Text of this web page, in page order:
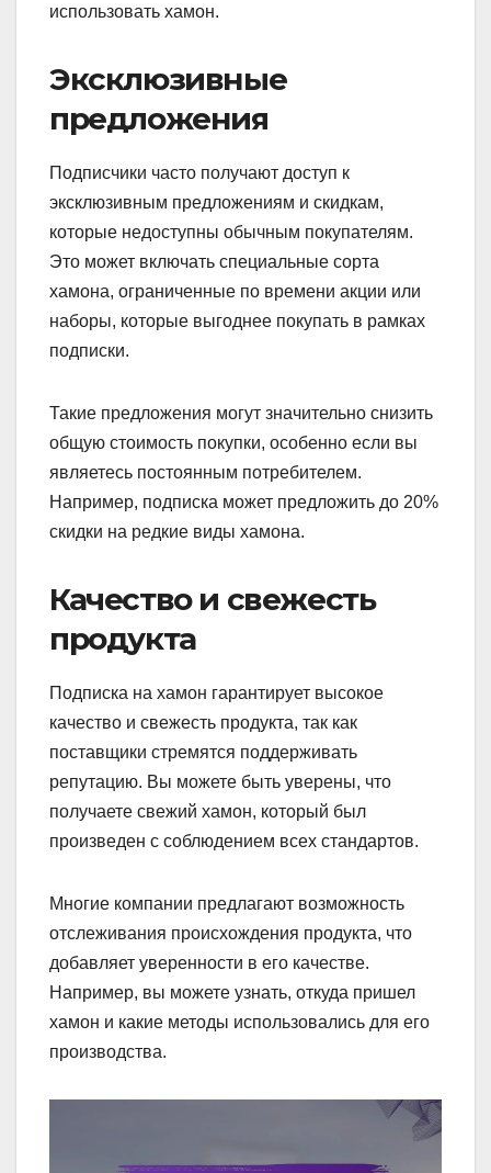
использовать хамон.
Эксклюзивные
предложения
Подписчики часто получают доступ к
эксклюзивным предложениям и скидкам,
которые недоступны обычным покупателям.
Это может включать специальные сорта
хамона, ограниченные по времени акции или
наборы, которые выгоднее покупать в рамках
подписки.
Такие предложения могут значительно снизить
общую стоимость покупки, особенно если вы
являетесь постоянным потребителем.
Например, подписка может предложить до 20%
скидки на редкие виды хамона.
Качество и свежесть
продукта
Подписка на хамон гарантирует высокое
качество и свежесть продукта, так как
поставщики стремятся поддерживать
репутацию. Вы можете быть уверены, что
получаете свежий хамон, который был
произведен с соблюдением всех стандартов.
Многие компании предлагают возможность
отслеживания происхождения продукта, что
добавляет уверенности в его качестве.
Например, вы можете узнать, откуда пришел
хамон и какие методы использовались для его
производства.